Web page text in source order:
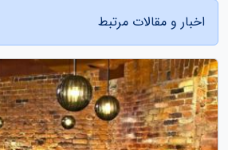
اخبار و مقالات مرتبط